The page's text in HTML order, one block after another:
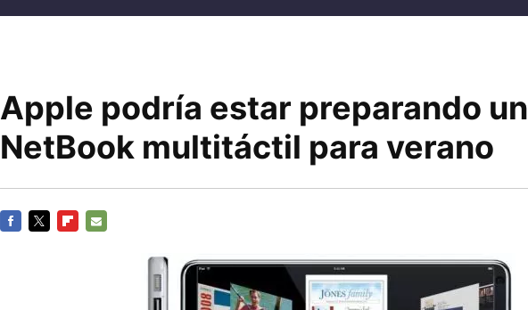
Apple podría estar preparando un
NetBook multitáctil para verano